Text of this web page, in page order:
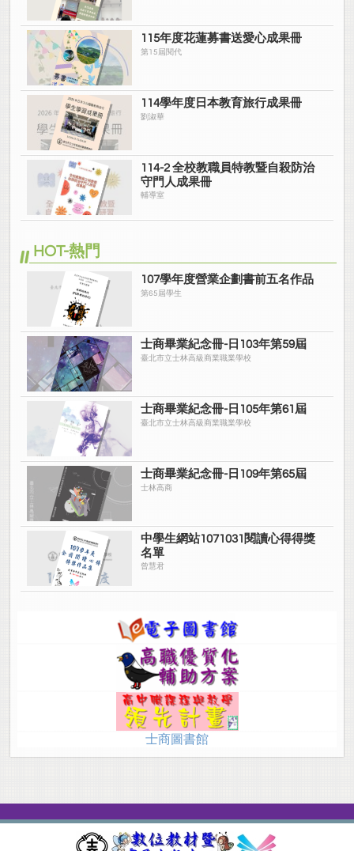
115年度花蓮募書送愛心成果冊
第15屆閱代
114學年度日本教育旅行成果冊
劉淑華
114-2 全校教職員特教暨自殺防治
守門人成果冊
輔導室
HOT-熱門
107學年度營業企劃書前五名作品
第65屆學生
士商畢業紀念冊-日103年第59屆
臺北市立士林高級商業職業學校
士商畢業紀念冊-日105年第61屆
臺北市立士林高級商業職業學校
士商畢業紀念冊-日109年第65屆
士林高商
中學生網站1071031閱讀心得得獎
名單
曾慧君
士商圖書館